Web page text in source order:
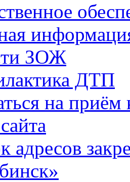
ЗОЖ
ДТП
на приём
адресов